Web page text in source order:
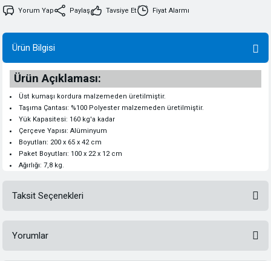
Yorum Yap Paylaş Tavsiye Et Fiyat Alarmı
Ürün Bilgisi
Ürün Açıklaması:
Üst kumaşı kordura malzemeden üretilmiştir.
Taşıma Çantası: %100 Polyester malzemeden üretilmiştir.
Yük Kapasitesi: 160 kg'a kadar
Çerçeve Yapısı: Alüminyum
Boyutları: 200 x 65 x 42 cm
Paket Boyutları: 100 x 22 x 12 cm
Ağırlığı: 7,8 kg.
Taksit Seçenekleri
Yorumlar